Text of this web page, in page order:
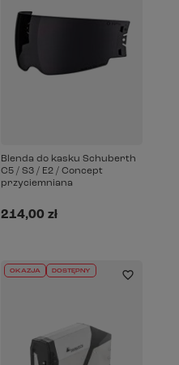
Blenda do kasku Schuberth
C5 / S3 / E2 / Concept
przyciemniana
214,00 zł
OKAZJA DOSTĘPNY